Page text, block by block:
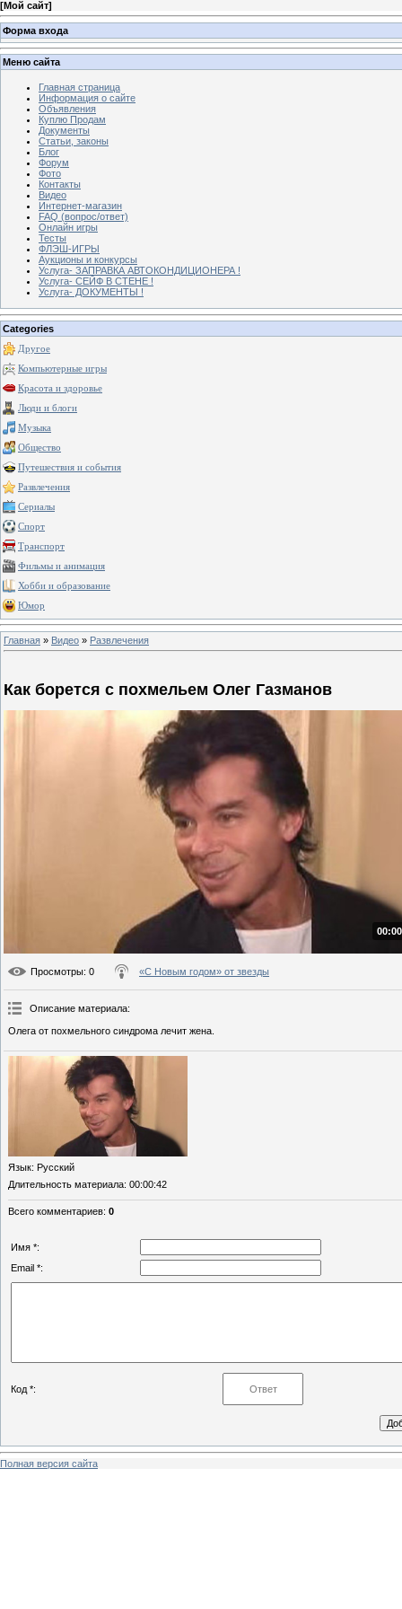
[Мой сайт]
Форма входа
Меню сайта
Главная страница
Информация о сайте
Объявления
Куплю Продам
Документы
Статьи, законы
Блог
Форум
Фото
Контакты
Видео
Интернет-магазин
FAQ (вопрос/ответ)
Онлайн игры
Тесты
ФЛЭШ-ИГРЫ
Аукционы и конкурсы
Услуга- ЗАПРАВКА АВТОКОНДИЦИОНЕРА !
Услуга- СЕЙФ В СТЕНЕ !
Услуга- ДОКУМЕНТЫ !
Categories
Другое
Компьютерные игры
Красота и здоровье
Люди и блоги
Музыка
Общество
Путешествия и события
Развлечения
Сериалы
Спорт
Транспорт
Фильмы и анимация
Хобби и образование
Юмор
Главная » Видео » Развлечения
Как борется с похмельем Олег Газманов
Просмотры: 0 «С Новым годом» от звезды
Описание материала:
Олега от похмельного синдрома лечит жена.
Язык: Русский
Длительность материала: 00:00:42
Всего комментариев: 0
Имя *:
Email *:
Код *:
Полная версия сайта